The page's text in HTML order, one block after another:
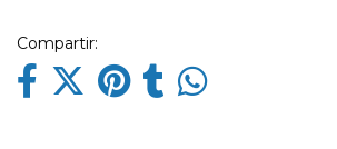
Compartir: